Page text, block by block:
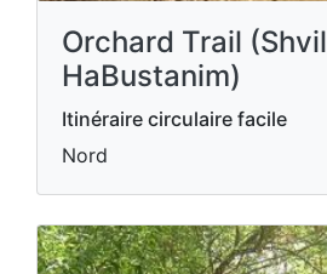
Orchard Trail (Shvil
HaBustanim)
Itinéraire circulaire facile
Nord